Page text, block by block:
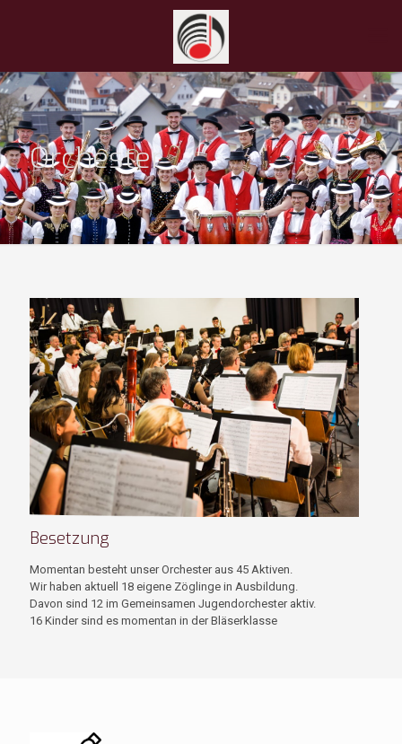
Orchester
Besetzung
Momentan besteht unser Orchester aus 45 Aktiven.
Wir haben aktuell 18 eigene Zöglinge in Ausbildung.
Davon sind 12 im Gemeinsamen Jugendorchester aktiv.
16 Kinder sind es momentan in der Bläserklasse